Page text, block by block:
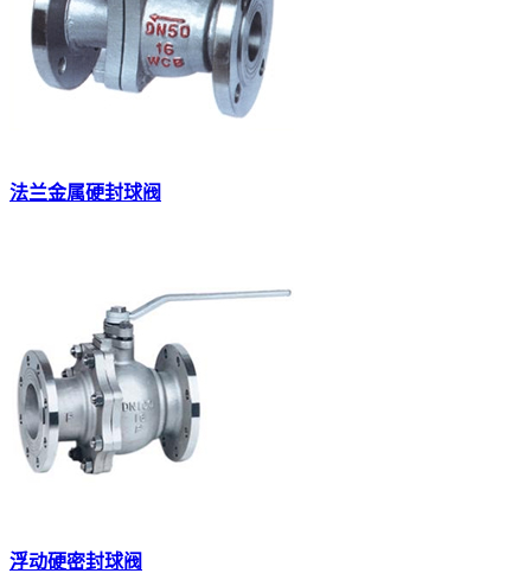
法兰金属硬封球阀
浮动硬密封球阀